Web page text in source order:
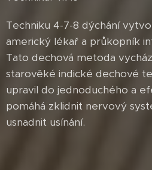
Techniku 4-7-8 dýchání
americký lékař a průkopník
Tato dechová metoda
starověké indické dechové
upravil do jednoduchého a
pomáhá zklidnit nervový
usnadnit usínání.